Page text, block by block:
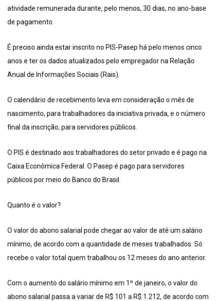
atividade remunerada durante, pelo menos, 30 dias, no ano-base
de pagamento.
É preciso ainda estar inscrito no PIS-Pasep há pelo menos cinco
anos e ter os dados atualizados pelo empregador na Relação
Anual de Informações Sociais (Rais).
O calendário de recebimento leva em consideração o mês de
nascimento, para trabalhadores da iniciativa privada, e o número
final da inscrição, para servidores públicos.
O PIS é destinado aos trabalhadores do setor privado e é pago na
Caixa Econômica Federal. O Pasep é pago para servidores
públicos por meio do Banco do Brasil.
Quanto é o valor?
O valor do abono salarial pode chegar ao valor de até um salário
mínimo, de acordo com a quantidade de meses trabalhados. Só
recebe o valor total quem trabalhou os 12 meses do ano anterior.
Com o aumento do salário mínimo em 1º de janeiro, o valor do
abono salarial passa a variar de R$ 101 a R$ 1.212, de acordo com